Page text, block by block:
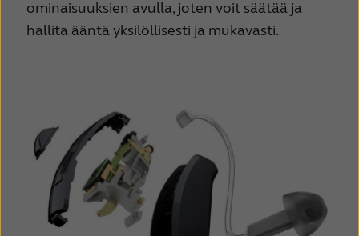
ominaisuuksien avulla, joten voit säätää ja
hallita ääntä yksilöllisesti ja mukavasti.